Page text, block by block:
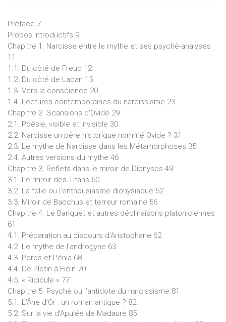
Préface 7
Propos introductifs 9
Chapitre 1. Narcisse entre le mythe et ses psychè-analyses
11
1.1. Du côté de Freud 12
1.2. Du côté de Lacan 15
1.3. Vers la conscience 20
1.4. Lectures contemporaines du narcissisme 23
Chapitre 2. Scansions d'Ovide 29
2.1. Poésie, visible et invisible 30
2.2. Narcisse un père historique nommé Ovide ? 31
2.3. Le mythe de Narcisse dans les Métamorphoses 35
2.4. Autres versions du mythe 46
Chapitre 3. Reflets dans le miroir de Dionysos 49
3.1. Le miroir des Titans 50
3.2. La folie ou l’enthousiasme dionysiaque 52
3.3. Miroir de Bacchus et terreur romaine 56
Chapitre 4. Le Banquet et autres déclinaisons platoniciennes
61
4.1. Préparation au discours d’Aristophane 62
4.2. Le mythe de l’androgyne 63
4.3. Poros et Pénia 68
4.4. De Plotin à Ficin 70
4.5. « Ridicule » 77
Chapitre 5. Psychè ou l’antidote du narcissisme 81
5.1. L’Âne d’Or : un roman antique ? 82
5.2. Sur la vie d’Apulée de Madaure 85